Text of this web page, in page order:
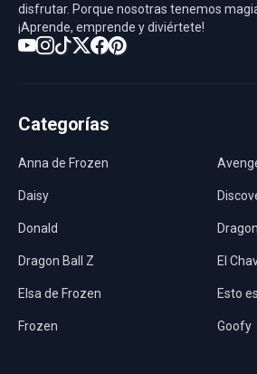
disfrutar. Porque nosotras tenemos
¡Aprende, emprende y diviértete!
Categorías
Anna de Frozen
Daisy
Donald
Dragon Ball Z El
Elsa de Frozen Esto
Frozen Goofy